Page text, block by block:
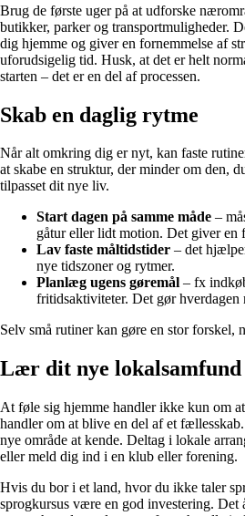
Brug de første uger på at udforske
butikker, parker og transportmuligheder.
dig hjemme og giver en fornemmelse af
uforudsigelig tid. Husk, at det er helt
starten – det er en del af processen.
Skab en daglig rytme
Når alt omkring dig er nyt, kan faste
at skabe en struktur, der minder om den,
tilpasset dit nye liv.
Start dagen på samme måde –
gåtur eller lidt motion. Det giver en
Lav faste måltidstider – det
nye tidszoner og rytmer.
Planlæg ugens gøremål – fx
fritidsaktiviteter. Det gør hverdagen
Selv små rutiner kan gøre en stor forskel,
Lær dit nye lokalsamfund
At føle sig hjemme handler ikke kun om
handler om at blive en del af et
nye område at kende. Deltag i lokale
eller meld dig ind i en klub eller forening.
Hvis du bor i et land, hvor du ikke taler
sprogkursus være en god investering. Det